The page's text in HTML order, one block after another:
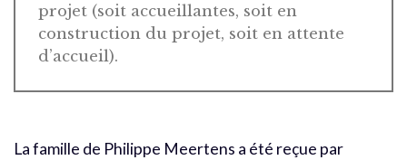
projet (soit accueillantes, soit en
construction du projet, soit en attente
d’accueil).
La famille de Philippe Meertens a été reçue par